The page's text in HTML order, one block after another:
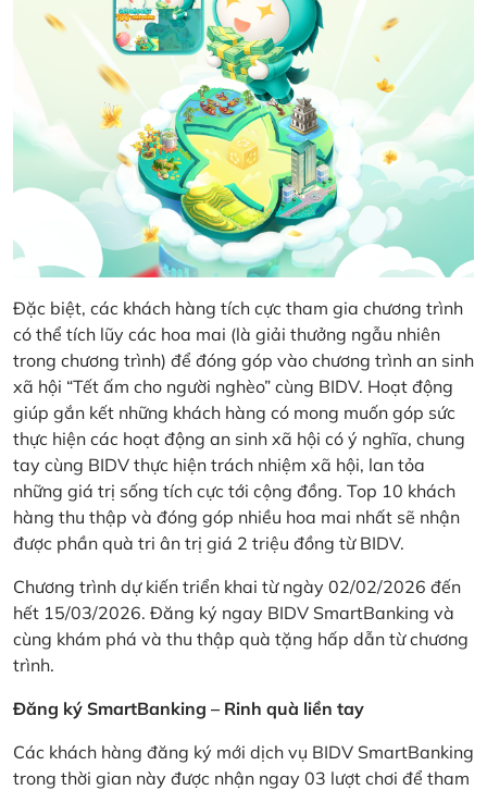
Đặc biệt, các khách hàng tích cực tham gia chương trình
có thể tích lũy các hoa mai (là giải thưởng ngẫu nhiên
trong chương trình) để đóng góp vào chương trình an sinh
xã hội “Tết ấm cho người nghèo” cùng BIDV. Hoạt động
giúp gắn kết những khách hàng có mong muốn góp sức
thực hiện các hoạt động an sinh xã hội có ý nghĩa, chung
tay cùng BIDV thực hiện trách nhiệm xã hội, lan tỏa
những giá trị sống tích cực tới cộng đồng. Top 10 khách
hàng thu thập và đóng góp nhiều hoa mai nhất sẽ nhận
được phần quà tri ân trị giá 2 triệu đồng từ BIDV.
Chương trình dự kiến triển khai từ ngày 02/02/2026 đến
hết 15/03/2026. Đăng ký ngay BIDV SmartBanking và
cùng khám phá và thu thập quà tặng hấp dẫn từ chương
trình.
Đăng ký SmartBanking – Rinh quà liền tay
Các khách hàng đăng ký mới dịch vụ BIDV SmartBanking
trong thời gian này được nhận ngay 03 lượt chơi để tham